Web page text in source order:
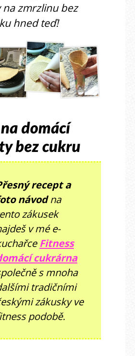
zmrzlinu bez
hned teď!
domácí
bez cukru
recept a
návodna
zákusek
v mé e-
Fitness
cukrárna
s mnoha
tradičními
zákusky ve
podobě.